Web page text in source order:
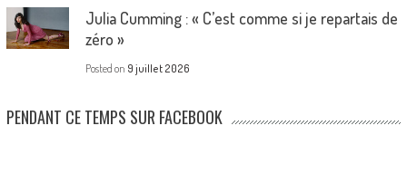
Julia Cumming : « C’est comme si je repartais de
zéro »
Posted on 9 juillet 2026
PENDANT CE TEMPS SUR FACEBOOK